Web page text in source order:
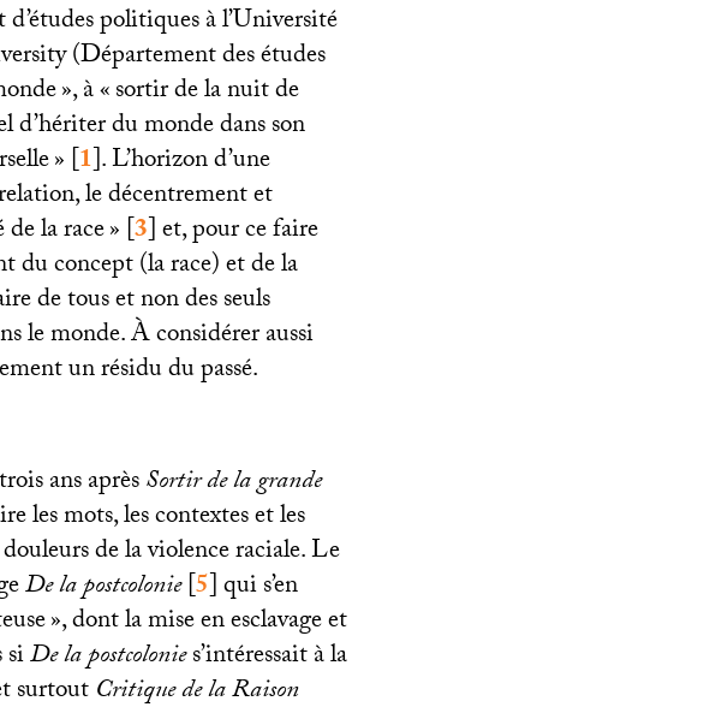
politiques à l’Université
(Département des études
», à «sortir de la nuit de
d’hériter du monde dans son
»[1]. L’horizon d’une
le décentrement et
la race»[3]et, pour ce faire
du concept (la race) et de la
de tous et non des seuls
le monde. À considérer aussi
un résidu du passé.
ans aprèsSortir de la grande
les mots, les contextes et les
de la violence raciale. Le
De la postcolonie[5]qui s’en
», dont la mise en esclavage et
siDe la postcolonies’intéressait à la
surtoutCritique de la Raison